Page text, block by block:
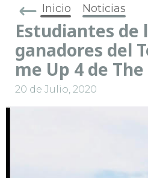
Inicio Noticias
Estudiantes de
ganadores del
me Up 4 de
20 de Julio, 2020